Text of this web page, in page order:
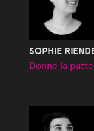
SOPHIE
Donne la patte